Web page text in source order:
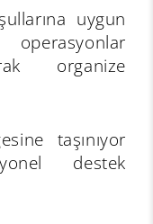
uygun
organize
taşınıyor
destek